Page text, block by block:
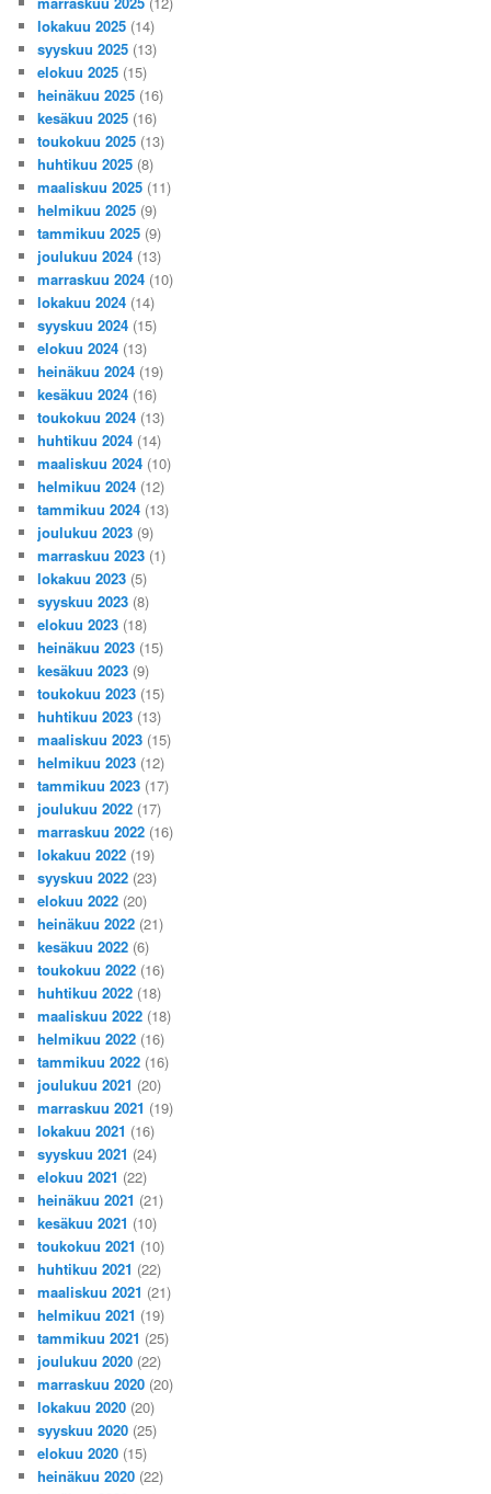
lokakuu 2025 (14)
syyskuu 2025 (13)
elokuu 2025 (15)
heinäkuu 2025 (16)
kesäkuu 2025 (16)
toukokuu 2025 (13)
huhtikuu 2025 (8)
maaliskuu 2025 (11)
helmikuu 2025 (9)
tammikuu 2025 (9)
joulukuu 2024 (13)
marraskuu 2024 (10)
lokakuu 2024 (14)
syyskuu 2024 (15)
elokuu 2024 (13)
heinäkuu 2024 (19)
kesäkuu 2024 (16)
toukokuu 2024 (13)
huhtikuu 2024 (14)
maaliskuu 2024 (10)
helmikuu 2024 (12)
tammikuu 2024 (13)
joulukuu 2023 (9)
marraskuu 2023 (1)
lokakuu 2023 (5)
syyskuu 2023 (8)
elokuu 2023 (18)
heinäkuu 2023 (15)
kesäkuu 2023 (9)
toukokuu 2023 (15)
huhtikuu 2023 (13)
maaliskuu 2023 (15)
helmikuu 2023 (12)
tammikuu 2023 (17)
joulukuu 2022 (17)
marraskuu 2022 (16)
lokakuu 2022 (19)
syyskuu 2022 (23)
elokuu 2022 (20)
heinäkuu 2022 (21)
kesäkuu 2022 (6)
toukokuu 2022 (16)
huhtikuu 2022 (18)
maaliskuu 2022 (18)
helmikuu 2022 (16)
tammikuu 2022 (16)
joulukuu 2021 (20)
marraskuu 2021 (19)
lokakuu 2021 (16)
syyskuu 2021 (24)
elokuu 2021 (22)
heinäkuu 2021 (21)
kesäkuu 2021 (10)
toukokuu 2021 (10)
huhtikuu 2021 (22)
maaliskuu 2021 (21)
helmikuu 2021 (19)
tammikuu 2021 (25)
joulukuu 2020 (22)
marraskuu 2020 (20)
lokakuu 2020 (20)
syyskuu 2020 (25)
elokuu 2020 (15)
heinäkuu 2020 (22)